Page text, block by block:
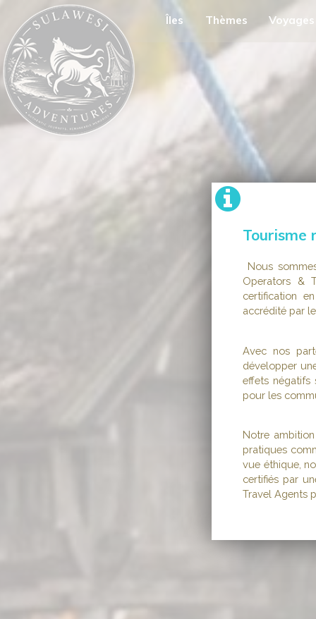
Îles Thèmes
Tourisme
Nous
Operators &
certification
accrédité par
Avec nos
développer
effets négatifs
pour les
Notre
pratiques
vue éthique,
certifiés par
Travel Agents